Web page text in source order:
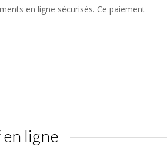
en ligne sécurisés. Ce paiement
ligne